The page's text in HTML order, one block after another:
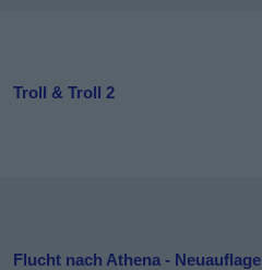
Troll & Troll 2
Flucht nach Athena - Neuauflage